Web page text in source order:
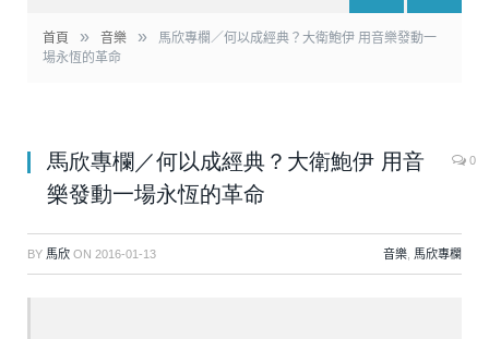
首頁 » 音樂 »
馬欣專欄／何以成經典？大衛鮑伊 用音樂發動一
場永恆的革命
馬欣專欄／何以成經典？大衛鮑伊 用音
樂發動一場永恆的革命
0
BY 馬欣 ON 2016-01-13 音樂 馬欣專欄